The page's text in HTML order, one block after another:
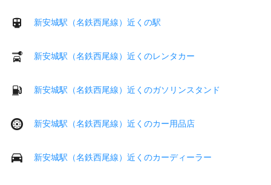
新安城駅（名鉄西尾線）近くの駅
新安城駅（名鉄西尾線）近くのレンタカー
新安城駅（名鉄西尾線）近くのガソリンスタンド
新安城駅（名鉄西尾線）近くのカー用品店
新安城駅（名鉄西尾線）近くのカーディーラー